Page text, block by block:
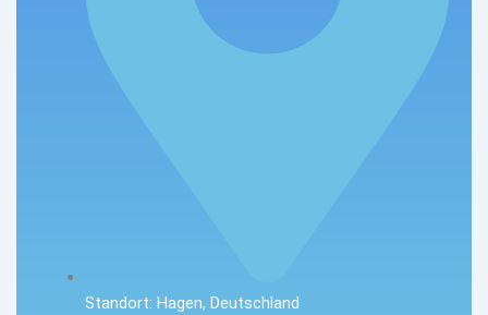
Standort: Hagen, Deutschland